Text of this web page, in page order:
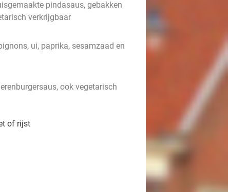
pindasaus, gebakken
verkrijgbaar
ui, paprika, sesamzaad en
ook vegetarisch
of rijst